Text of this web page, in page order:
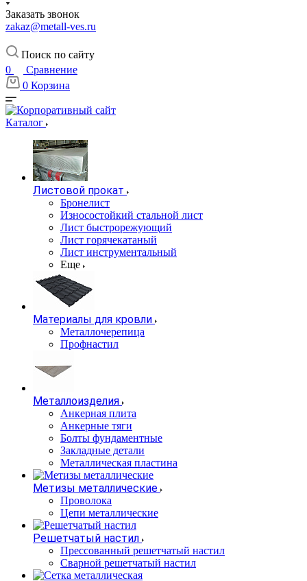
Заказать звонок
zakaz@metall-ves.ru
Поиск по сайту
0
Сравнение
0 Корзина
Каталог
Листовой прокат
Бронелист
Износостойкий стальной лист
Лист быстрорежующий
Лист горячекатаный
Лист инструментальный
Еще
Материалы для кровли
Металлочерепица
Профнастил
Металлоизделия
Анкерная плита
Анкерные тяги
Болты фундаментные
Закладные детали
Металлическая пластина
Метизы металлические
Проволока
Цепи металлические
Решетчатый настил
Прессованный решетчатый настил
Сварной решетчатый настил